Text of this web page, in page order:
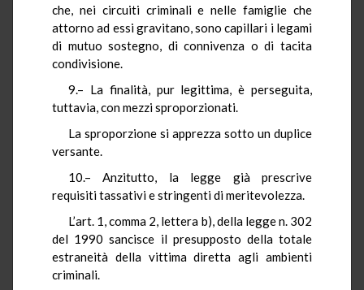
che, nei circuiti criminali e nelle famiglie che
attorno ad essi gravitano, sono capillari i legami
di mutuo sostegno, di connivenza o di tacita
condivisione.
9.– La finalità, pur legittima, è perseguita,
tuttavia, con mezzi sproporzionati.
La sproporzione si apprezza sotto un duplice
versante.
10.– Anzitutto, la legge già prescrive
requisiti tassativi e stringenti di meritevolezza.
L’art. 1, comma 2, lettera b), della legge n. 302
del 1990 sancisce il presupposto della totale
estraneità della vittima diretta agli ambienti
criminali.